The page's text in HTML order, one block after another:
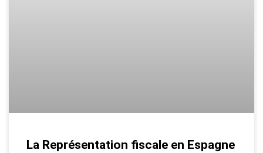
La Représentation fiscale en Espagne